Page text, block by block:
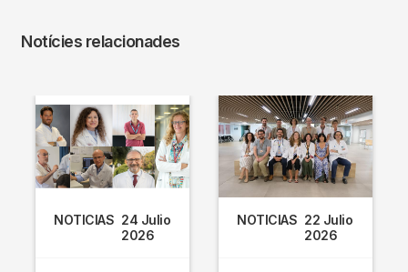
Notícies relacionades
NOTICIAS 24 Julio
2026
NOTICIAS 22 Julio
2026